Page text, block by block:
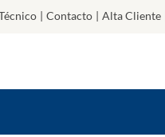
| Contacto | Alta Cliente